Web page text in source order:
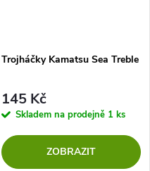
Trojháčky Kamatsu Sea Treble
145 Kč
Skladem na prodejně 1 ks
ZOBRAZIT